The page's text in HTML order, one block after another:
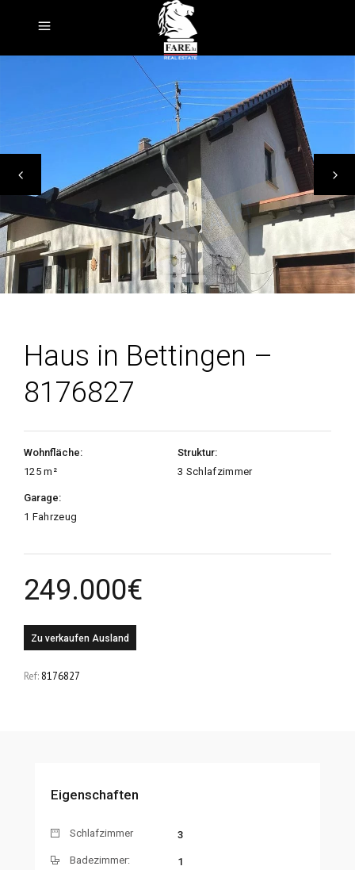
Haus in Bettingen –
8176827
Wohnfläche:
125 m²
Struktur:
3 Schlafzimmer
Garage:
1 Fahrzeug
249.000€
Zu verkaufen Ausland
Ref: 8176827
Eigenschaften
Schlafzimmer 3
Badezimmer: 1